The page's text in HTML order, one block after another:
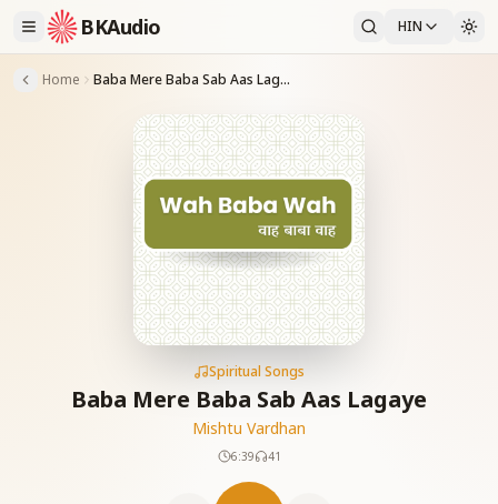
BKAudio HIN
Home Baba Mere Baba Sab Aas Lagaye
Spiritual Songs
Baba Mere Baba Sab Aas Lagaye
Mishtu Vardhan
6:39 41